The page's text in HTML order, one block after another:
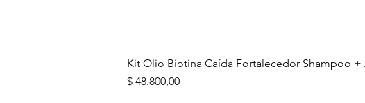
Kit Olio Biotina Caída Fortalecedor Shampoo
Precio
$ 48.800,00